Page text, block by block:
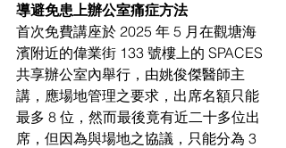
導避免患上辦公室痛症方法
首次免費講座於 2025 年 5 月在觀塘海
濱附近的偉業街 133 號樓上的 SPACES
共享辦公室內舉行，由姚俊傑醫師主
講，應場地管理之要求，出席名額只能
最多 8 位，然而最後竟有近二十多位出
席，但因為與場地之協議，只能分為 3